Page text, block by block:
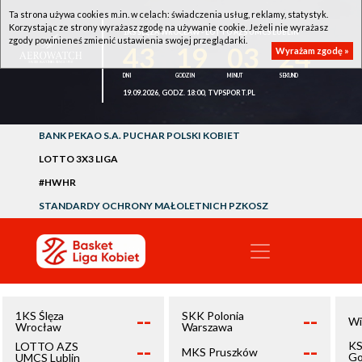
1KS ŚLĘZA WROCŁAW - LOTTO AZS UMCS LUBLIN
24
19.09.2026, GODZ. 18:00, TVPSPORT.PL
BANK PEKAO S.A. PUCHAR POLSKI KOBIET
LOTTO 3X3 LIGA
#HWHR
STANDARDY OCHRONY MAŁOLETNICH PZKOSZ
1KS Ślęza
Wrocław
--
LOTTO AZS
UMCS Lublin
--
SKK Polonia
Warszawa
--
MKS Pruszków --
Ta strona używa cookies m.in. w celach: świadczenia usług, reklamy, statystyk.
Korzystając ze strony wyrażasz zgodę na używanie cookie. Jeżeli nie wyrażasz
zgody powinieneś zmienić ustawienia swojej przeglądarki.
Wyrażam zgodę »